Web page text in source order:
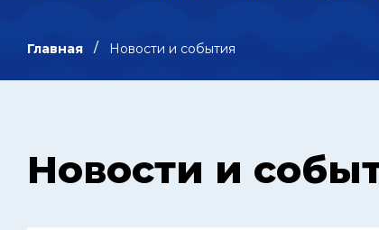
Главная Новости и события
Новости и